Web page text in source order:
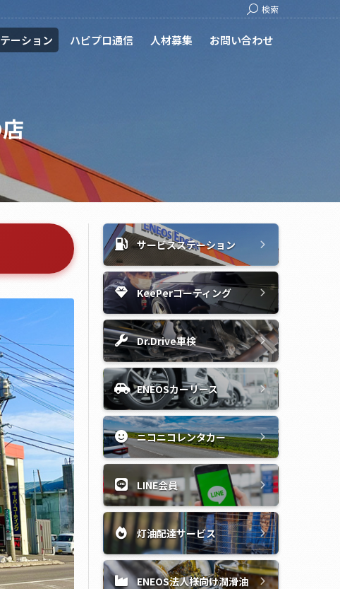
Search:
検索
ーション ハピプロ通信 人材募集 お問い合わせ
サービスステーション
KeePerコーティング
Dr.Drive車検
ENEOSカーリース
ニコニコレンタカー
LINE会員
灯油配達サービス
ENEOS法人様向け潤滑油